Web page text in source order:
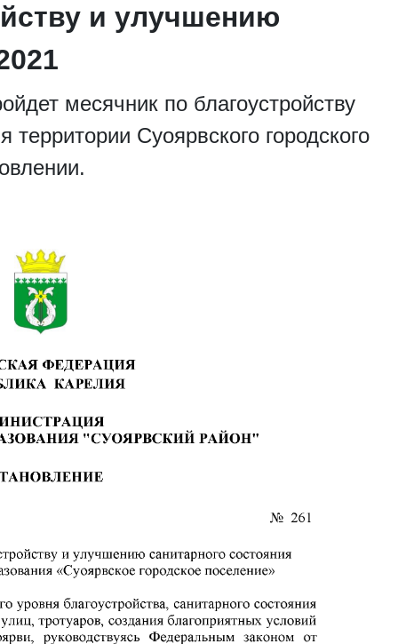
и улучшению
месячник по благоустройству
Суоярвского городского